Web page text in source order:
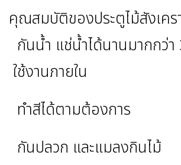
คุณสมบัติของประตูไม้สังเคร
กันน้ำ แช่น้ำได้นานมากกว่า
ใช้งานภายใน
ทำสีได้ตามต้องการ
กันปลวก และแมลงกินไม้